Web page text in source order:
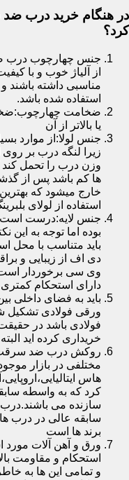
در هنگام خرید درب ضد
کرد؟
جنس چهارچوب درب
از آلیاژ خوب و با
استفاده شده باشد.
یا بالاتر از آن
جنس لولا:از موارد
زیرا لنگه درب بر روی
وزن درب را تحمل کند
ها کم باشد پس از
استفاده از لولای
جنس لایه:درست است
بوده اما توجه به این
باید متناسب با محل
دی اف از زیبایی و
وی سی برخوردار
دارای استحکام
باید به فضای داخلی
ورقی فولادی تشکیل
فولادی باشد در
خریداری کرده اید
روکش درب ضد
مختلفی در بازار
هاس
کرد که به واسطه
سازنده می
سابقه عالی در درب
برند ها است
ورق و آهن آلات
استحکام و مقاومت
و تمامی این ها به